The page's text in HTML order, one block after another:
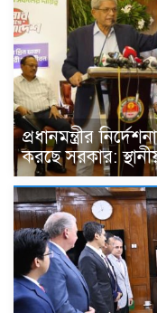
প্রধানমন্ত্রীর
করছে সরকার: